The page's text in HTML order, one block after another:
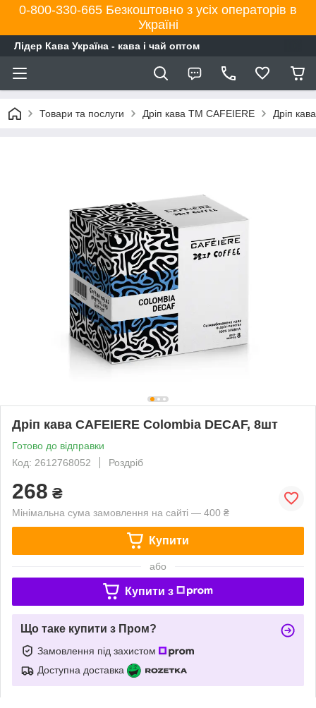
0-800-330-665 Безкоштовно з усіх операторів в
Україні
Лідер Кава Україна - кава і чай оптом
Товари та послуги Дріп кава ТМ CAFEIERE Дріп
Дріп кава CAFEIERE Colombia DECAF, 8шт
Готово до відправки
Код: 2612768052
Роздріб
268 ₴
Мінімальна сума замовлення на сайті — 400 ₴
Купити
або
Купити з
Що таке купити з Пром?
Замовлення під захистом
Доступна доставка